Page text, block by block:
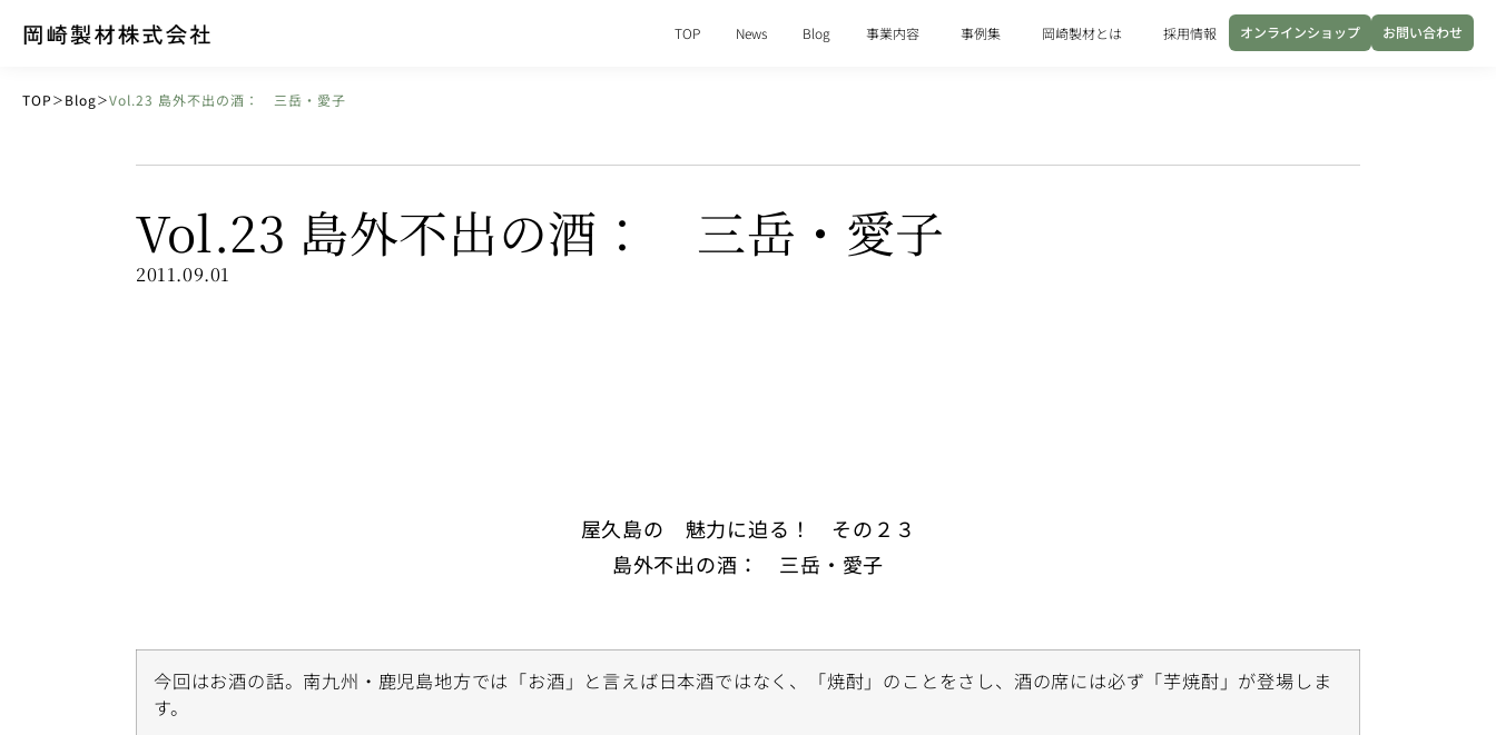
TOP News Blog 事業内容 事例集 岡崎製材とは 採用情報 オンラインショップ お問い合わせ
TOP ＞ Blog＞Vol.23 島外不出の酒： 三岳・愛子
Vol.23 島外不出の酒： 三岳・愛子
2011.09.01
屋久島の 魅力に迫る！ その２３
島外不出の酒： 三岳・愛子
今回はお酒の話。南九州・鹿児島地方では「お酒」と言えば日本酒ではなく、「焼酎」のことをさし、酒の席には必ず「芋焼酎」が登場しま
す。